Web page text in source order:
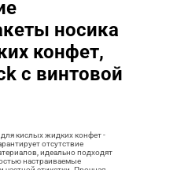
носика
конфет,
с винтовой
кислых жидких конфет -
отсутствие
идеально подходят
настраиваемые